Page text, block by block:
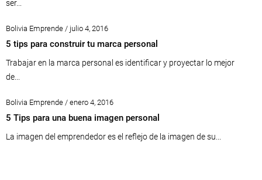
ser...
Bolivia Emprende / julio 4, 2016
5 tips para construir tu marca personal
Trabajar en la marca personal es identificar y proyectar lo mejor
de...
Bolivia Emprende / enero 4, 2016
5 Tips para una buena imagen personal
La imagen del emprendedor es el reflejo de la imagen de su...